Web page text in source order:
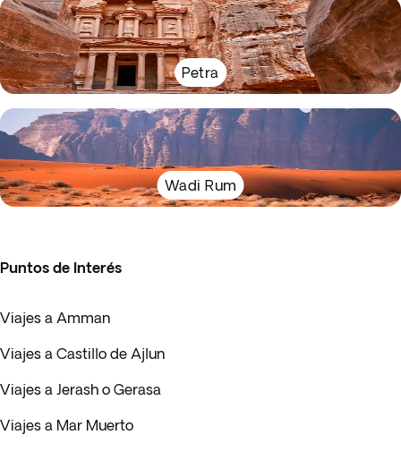
Petra
Wadi Rum
Puntos de Interés
Viajes a Amman
Viajes a Castillo de Ajlun
Viajes a Jerash o Gerasa
Viajes a Mar Muerto